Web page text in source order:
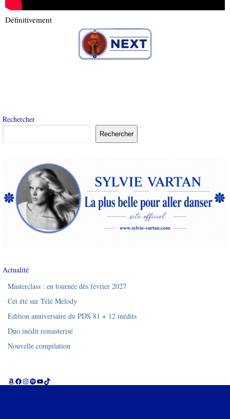
Définitivement
Rechercher
Rechercher
Actualité
Masterclass : en tournée dès février 2027
Cet été sur Télé Melody
Edition anniversaire du PDS 81 + 12 inédits
Duo inédit remasterisé
Nouvelle compilation
Amazon
Facebook
Instagram
Spotify
YouTube
TikTok